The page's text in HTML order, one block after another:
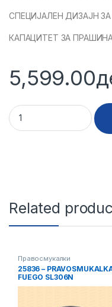
СПЕЦИЈАЛЕН ДИЗАЈН
КАПАЦИТЕТ ЗА
5,599.00
14878 -
Related
Правосмукалки
25836 –
FUEGO SL306N